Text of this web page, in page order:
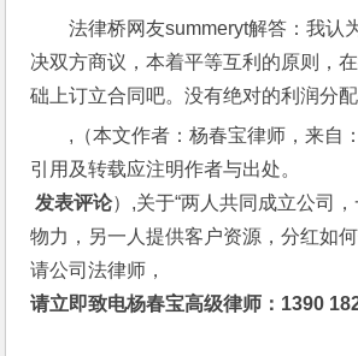
法律桥网友summeryt解答：我认
决双方商议，本着平等互利的原则，
础上订立合同吧。没有绝对的利润分配
,（本文作者：杨春宝律师，来自
引用及转载应注明作者与出处。
发表评论）,关于“两人共同成立公司
物力，另一人提供客户资源，分红如
请公司法律师，
请立即致电杨春宝高级律师：1390